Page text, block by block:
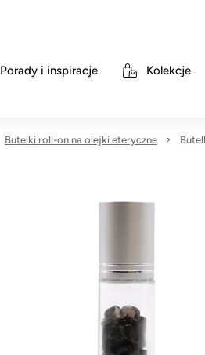
Porady i inspiracje Kolekcje
Butelki roll-on na olejki eteryczne